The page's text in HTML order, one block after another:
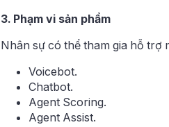
3. Phạm vi sản phẩm
Nhân sự có thể tham gia hỗ trợ
Voicebot.
Chatbot.
Agent Scoring.
Agent Assist.